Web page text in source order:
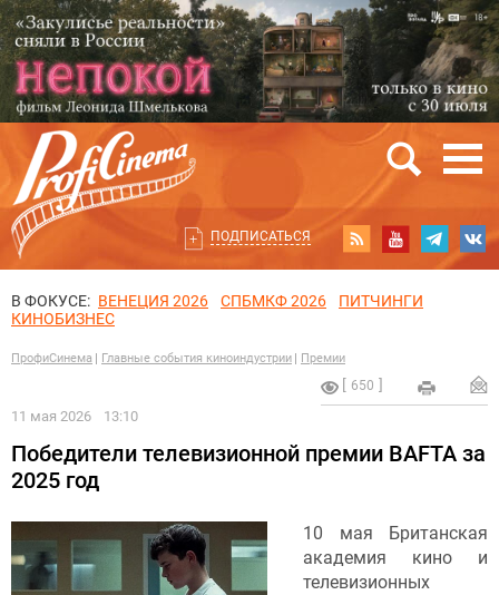
ПОДПИСАТЬСЯ
В ФОКУСЕ: ВЕНЕЦИЯ 2026 СПБМКФ 2026
ПИТЧИНГИ
КИНОБИЗНЕС
ПрофиСинема Главные события киноиндустрии Премии
650
11 мая 2026 13:10
Победители телевизионной премии BAFTA за
2025 год
10 мая Британская
академия кино и
телевизионных